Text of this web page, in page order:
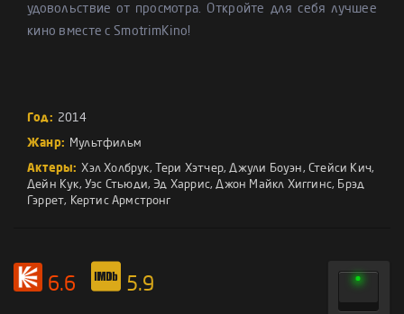
удовольствие от просмотра. Откройте для себя лучшее
кино вместе с SmotrimKino!
Год: 2014
Жанр: Мультфильм
Актеры: Хэл Холбрук, Тери Хэтчер,Джули Боуэн, Стейси Кич,
Дейн Кук, Уэс Стьюди,Эд Харрис,Джон Майкл Хиггинс, Брэд
Гэррет, Кертис Армстронг
6.6 5.9